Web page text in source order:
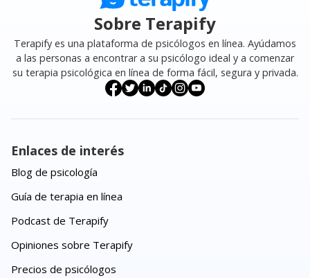
Sobre Terapify
Terapify es una plataforma de psicólogos en línea. Ayúdamos
a las personas a encontrar a su psicólogo ideal y a comenzar
su terapia psicológica en línea de forma fácil, segura y privada.
Enlaces de interés
Blog de psicología
Guía de terapia en línea
Podcast de Terapify
Opiniones sobre Terapify
Precios de psicólogos